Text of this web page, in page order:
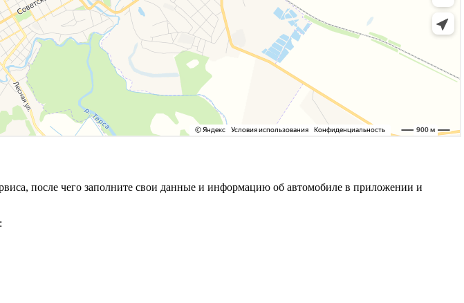
после чего заполните свои данные и информацию об автомобиле в приложении и